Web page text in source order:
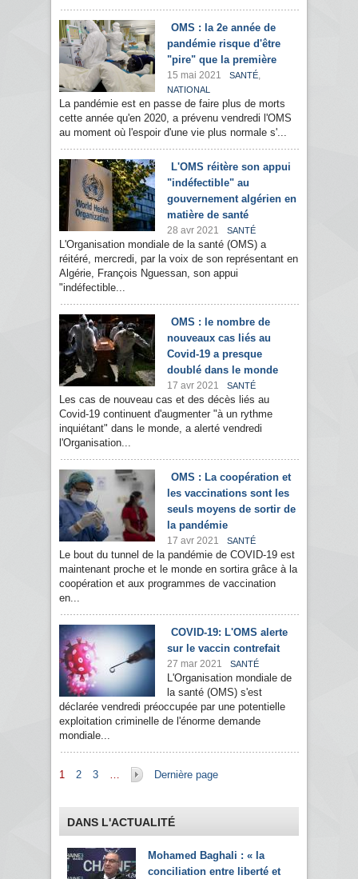
OMS : la 2e année de
pandémie risque d'être
"pire" que la première
15 mai 2021 SANTÉ,
NATIONAL
La pandémie est en passe de faire plus de morts
cette année qu'en 2020, a prévenu vendredi l'OMS
au moment où l'espoir d'une vie plus normale s'...
L'OMS réitère son appui
"indéfectible" au
gouvernement algérien en
matière de santé
28 avr 2021 SANTÉ
L'Organisation mondiale de la santé (OMS) a
réitéré, mercredi, par la voix de son représentant en
Algérie, François Nguessan, son appui
"indéfectible...
OMS : le nombre de
nouveaux cas liés au
Covid-19 a presque
doublé dans le monde
17 avr 2021 SANTÉ
Les cas de nouveau cas et des décès liés au
Covid-19 continuent d'augmenter "à un rythme
inquiétant" dans le monde, a alerté vendredi
l'Organisation...
OMS : La coopération et
les vaccinations sont les
seuls moyens de sortir de
la pandémie
17 avr 2021 SANTÉ
Le bout du tunnel de la pandémie de COVID-19 est
maintenant proche et le monde en sortira grâce à la
coopération et aux programmes de vaccination
en...
COVID-19: L'OMS alerte
sur le vaccin contrefait
27 mar 2021 SANTÉ
L'Organisation mondiale de
la santé (OMS) s'est
déclarée vendredi préoccupée par une potentielle
exploitation criminelle de l'énorme demande
mondiale...
Pages
1 2 3 … Dernière page
DANS L'ACTUALITÉ
Mohamed Baghali : « la
conciliation entre liberté et